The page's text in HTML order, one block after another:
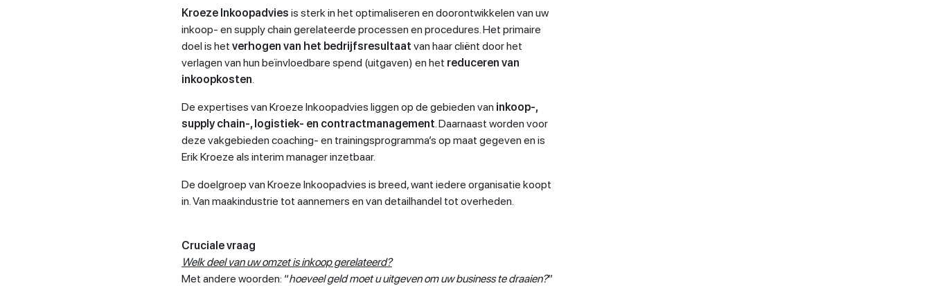
Kroeze Inkoopadvies is sterk in het optimaliseren en doorontwikkelen van uw
inkoop- en supply chain gerelateerde processen en procedures. Het primaire
doel is het verhogen van het bedrijfsresultaat van haar cliënt door het
verlagen van hun beïnvloedbare spend (uitgaven) en het reduceren van
inkoopkosten.
De expertises van Kroeze Inkoopadvies liggen op de gebieden van inkoop-,
supply chain-, logistiek- en contractmanagement. Daarnaast worden voor
deze vakgebieden coaching- en trainingsprogramma’s op maat gegeven en is
Erik Kroeze als interim manager inzetbaar.
De doelgroep van Kroeze Inkoopadvies is breed, want iedere organisatie koopt
in. Van maakindustrie tot aannemers en van detailhandel tot overheden.
Cruciale vraag
Welk deel van uw omzet is inkoop gerelateerd?
Met andere woorden: “hoeveel geld moet u uitgeven om uw business te draaien?”